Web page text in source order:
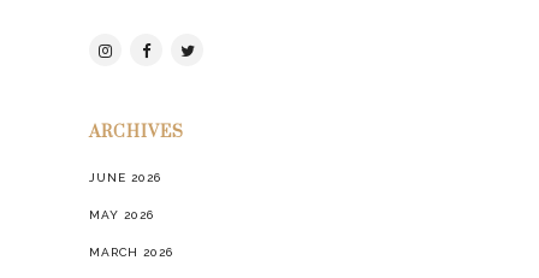
ARCHIVES
JUNE 2026
MAY 2026
MARCH 2026